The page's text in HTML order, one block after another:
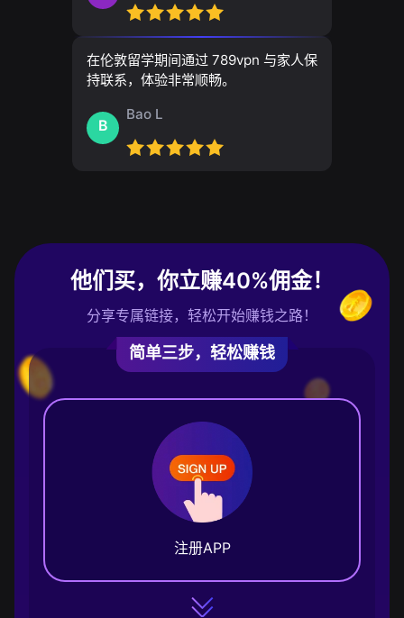
在伦敦留学期间通过 789vpn 与家人保
持联系，体验非常顺畅。
B
Bao L
他们买，你立赚40%佣金！
分享专属链接，轻松开始赚钱之路！
简单三步，轻松赚钱
注册APP